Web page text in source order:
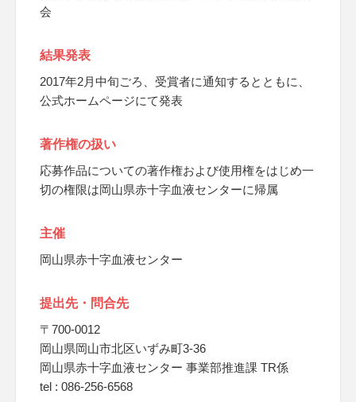
会
結果発表
2017年2月中旬ごろ、受賞者に通知するとともに、
公式ホームページにて発表
著作権の扱い
応募作品についての著作権および使用権をはじめ一
切の権限は岡山県赤十字血液センターに帰属
主催
岡山県赤十字血液センター
提出先・問合先
〒700-0012
岡山県岡山市北区いずみ町3-36
岡山県赤十字血液センター 事業部推進課 TR係
tel : 086-256-6568